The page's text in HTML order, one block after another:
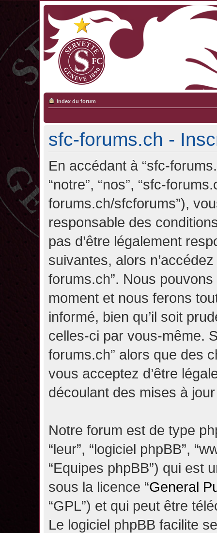
Index du forum
sfc-forums.ch -
En accédant à “sfc-
“notre”, “nos”, “sfc-
forums.ch/sfcforums”),
responsable des
pas d’être légalement
suivantes, alors
forums.ch”. Nous
moment et nous ferons
informé, bien qu’il soit
celles-ci par vous-même.
forums.ch” alors que des
vous acceptez d’être
découlant des mises à
Notre forum est de type
“leur”, “logiciel phpBB”,
“Equipes phpBB”) qui est
sous la licence “General
“GPL”) et qui peut être
Le logiciel phpBB facilite